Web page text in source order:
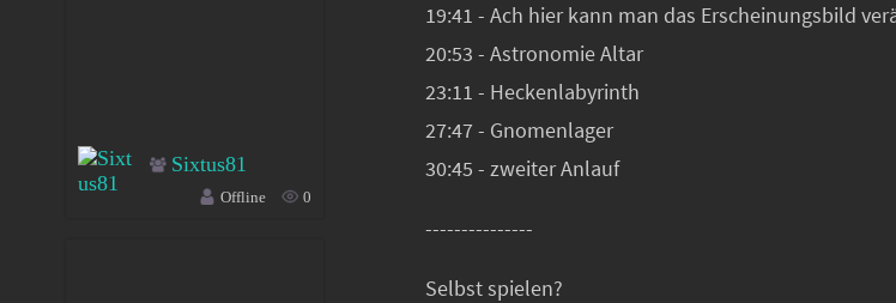
19:41 - Ach hier kann man das Erscheinungsbild
20:53 - Astronomie Altar
23:11 - Heckenlabyrinth
27:47 - Gnomenlager
30:45 - zweiter Anlauf
---------------
Selbst spielen?
Sixtus81
Offline 0